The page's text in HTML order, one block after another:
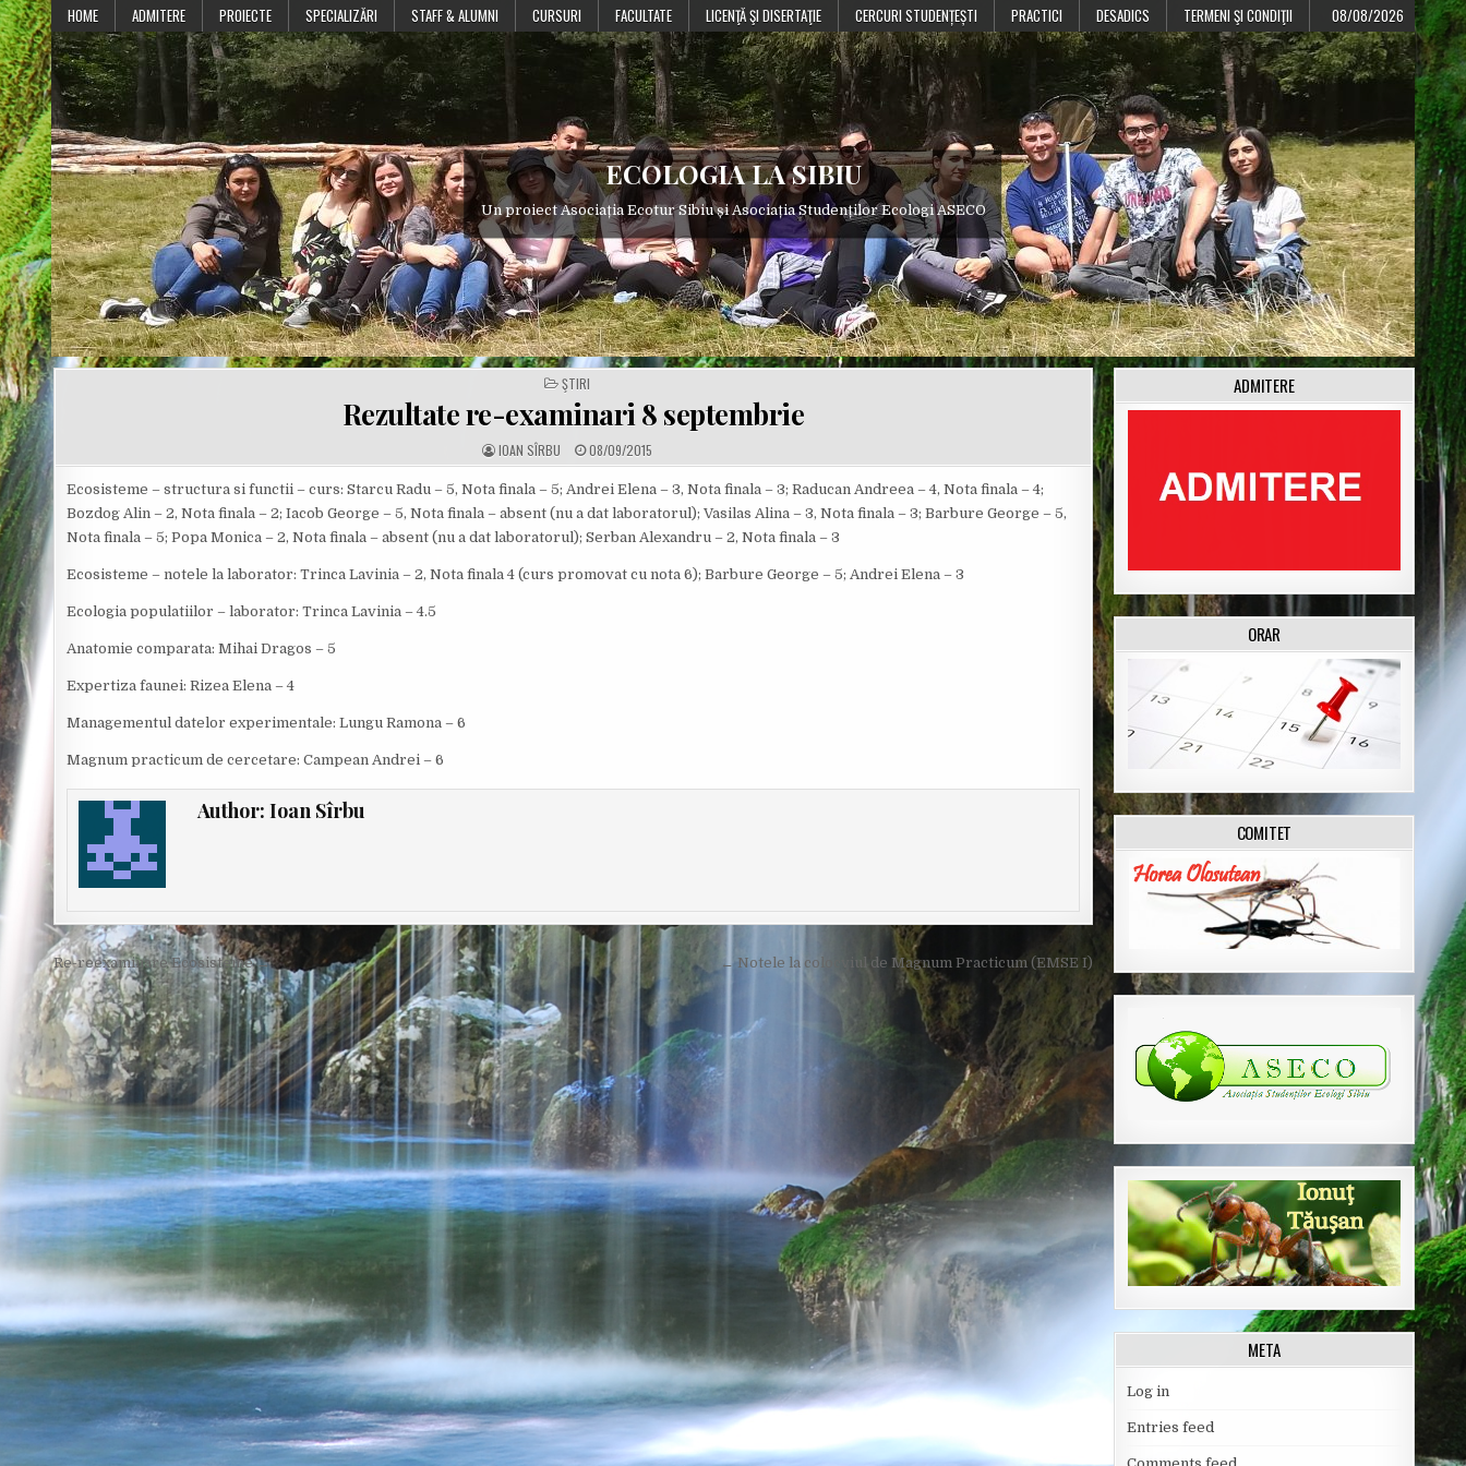
Skip
to
content
HOME ADMITERE PROIECTE SPECIALIZĂRI STAFF & ALUMNI CURSURI FACULTATE LICENŢĂ ŞI DISERTAŢIE CERCURI STUDENȚEȘTI PRACTICI DESADICS TERMENI ŞI CONDIŢII 08/08/2026
ECOLOGIA LA SIBIU
Un proiect Asociația Ecotur Sibiu și Asociația Studenților Ecologi ASECO
POSTED
IN
ŞTIRI
Rezultate re-examinari 8 septembrie
A
U
H
R
:
IOAN SÎRBU P
U
L
S
E
A
08/09/2015
Ecosisteme – structura si functii – curs: Starcu Radu – 5, Nota finala – 5; Andrei Elena – 3, Nota finala – 3; Raducan Andreea – 4, Nota finala – 4;
Bozdog Alin – 2, Nota finala – 2; Iacob George – 5, Nota finala – absent (nu a dat laboratorul); Vasilas Alina – 3, Nota finala – 3; Barbure George – 5,
Nota finala – 5; Popa Monica – 2, Nota finala – absent (nu a dat laboratorul); Serban Alexandru – 2, Nota finala – 3
Ecosisteme – notele la laborator: Trinca Lavinia – 2, Nota finala 4 (curs promovat cu nota 6); Barbure George – 5; Andrei Elena – 3
Ecologia populatiilor – laborator: Trinca Lavinia – 4.5
Anatomie comparata: Mihai Dragos – 5
Expertiza faunei: Rizea Elena – 4
Managementul datelor experimentale: Lungu Ramona – 6
Magnum practicum de cercetare: Campean Andrei – 6
Author: Ioan Sîrbu
Post
navigation
← Notele la colocviul de Magnum Practicum (EMSE I)
Re-reexaminare Ecosisteme →
ADMITERE
ORAR
COMITET
META
Log in
Entries feed